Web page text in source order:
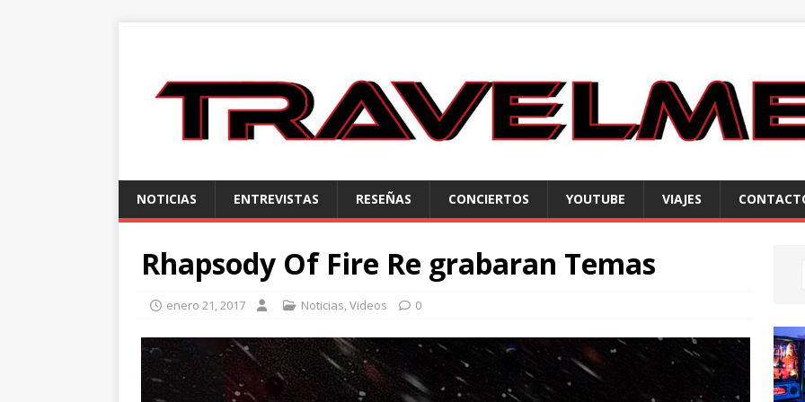
NOTICIAS ENTREVISTAS RESEÑAS CONCIERTOS YOUTUBE VIAJES
Rhapsody Of Fire Re grabaran Temas
enero 21, 2017 Noticias,Videos 0